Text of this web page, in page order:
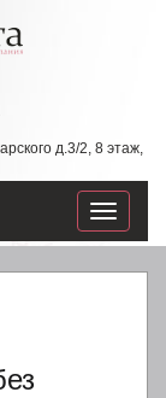
д.3/2, 8 этаж,
по